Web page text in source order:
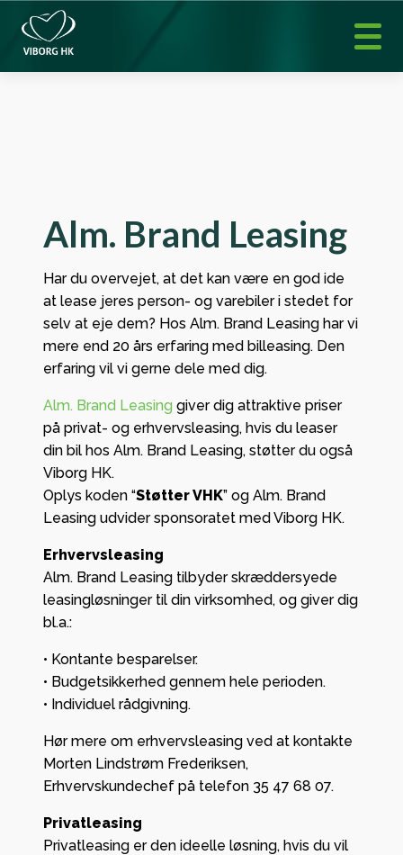
Alm. Brand Leasing
Har du overvejet, at det kan være en god ide
at lease jeres person- og varebiler i stedet for
selv at eje dem? Hos Alm. Brand Leasing har vi
mere end 20 års erfaring med billeasing. Den
erfaring vil vi gerne dele med dig.
Alm. Brand Leasing giver dig attraktive priser
på privat- og erhvervsleasing, hvis du leaser
din bil hos Alm. Brand Leasing, støtter du også
Viborg HK.
Oplys koden “Støtter VHK” og Alm. Brand
Leasing udvider sponsoratet med Viborg HK.
Erhvervsleasing
Alm. Brand Leasing tilbyder skræddersyede
leasingløsninger til din virksomhed, og giver dig
bl.a.:
• Kontante besparelser.
• Budgetsikkerhed gennem hele perioden.
• Individuel rådgivning.
Hør mere om erhvervsleasing ved at kontakte
Morten Lindstrøm Frederiksen,
Erhvervskundechef på telefon 35 47 68 07.
Privatleasing
Privatleasing er den ideelle løsning, hvis du vil